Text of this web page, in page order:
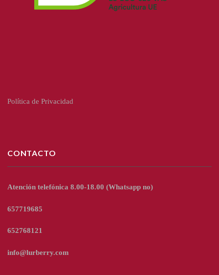
Política de Privacidad
CONTACTO
Atención telefónica 8.00-18.00 (Whatsapp no)
657719685
652768121
info@lurberry.com